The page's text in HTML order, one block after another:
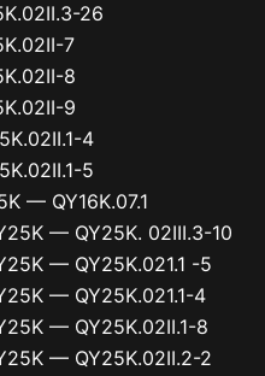
26
7
8
9
4
5
— QY16K.07.1
— QY25K. 02III.3-10
— QY25K.021.1 -5
— QY25K.021.1-4
— QY25K.02II.1-8
— QY25K.02II.2-2